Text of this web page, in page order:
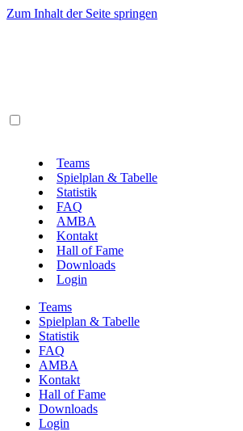
Zum Inhalt der Seite springen
Teams
Spielplan & Tabelle
Statistik
FAQ
AMBA
Kontakt
Hall of Fame
Downloads
Login
Teams
Spielplan & Tabelle
Statistik
FAQ
AMBA
Kontakt
Hall of Fame
Downloads
Login